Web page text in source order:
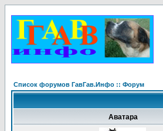
Список форумов ГавГав.Инфо :: Форум
Аватара